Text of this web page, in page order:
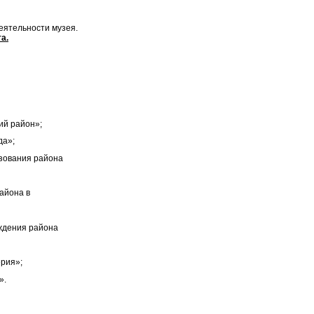
о деятельности музея.
района
в
района